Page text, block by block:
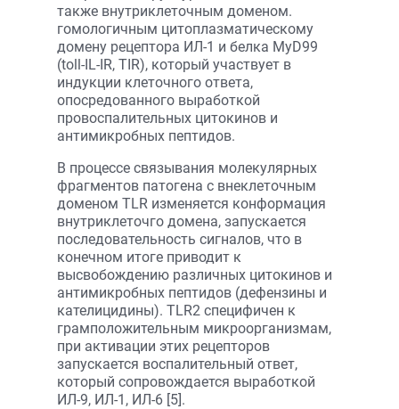
также внутриклеточным доменом.
гомологичным цитоплазматическому
домену рецептора ИЛ-1 и белка MyD99
(toll-IL-IR, TIR), который участвует в
индукции клеточного ответа,
опосредованного выработкой
провоспалительных цитокинов и
антимикробных пептидов.
В процессе связывания молекулярных
фрагментов патогена с внеклеточным
доменом TLR изменяется конформация
внутриклеточго домена, запускается
последовательность сигналов, что в
конечном итоге приводит к
высвобождению различных цитокинов и
антимикробных пептидов (дефензины и
кателицидины). TLR2 специфичен к
грамположительным микроорганизмам,
при активации этих рецепторов
запускается воспалительный ответ,
который сопровождается выработкой
ИЛ-9, ИЛ-1, ИЛ-6 [5].